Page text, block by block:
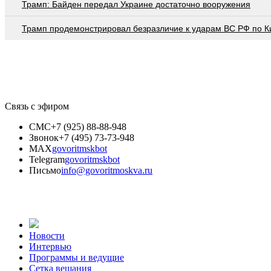
Трамп: Байден передал Украине достаточно вооружения
Трамп продемонстрировал безразличие к ударам ВС РФ по
Связь с эфиром
СМС+7 (925) 88-88-948
Звонок+7 (495) 73-73-948
MAXgovoritmskbot
Telegramgovoritmskbot
Письмоinfo@govoritmoskva.ru
Новости
Интервью
Программы и ведущие
Сетка вещания